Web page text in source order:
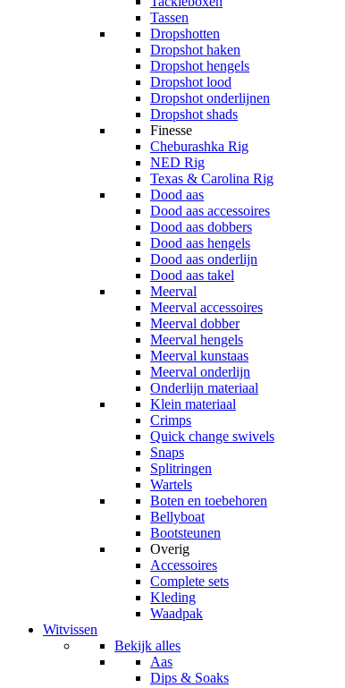
Tassen
Dropshotten
Dropshot haken
Dropshot hengels
Dropshot lood
Dropshot onderlijnen
Dropshot shads
Finesse
Cheburashka Rig
NED Rig
Texas & Carolina Rig
Dood aas
Dood aas accessoires
Dood aas dobbers
Dood aas hengels
Dood aas onderlijn
Dood aas takel
Meerval
Meerval accessoires
Meerval dobber
Meerval hengels
Meerval kunstaas
Meerval onderlijn
Onderlijn materiaal
Klein materiaal
Crimps
Quick change swivels
Snaps
Splitringen
Wartels
Boten en toebehoren
Bellyboat
Bootsteunen
Overig
Accessoires
Complete sets
Kleding
Waadpak
Witvissen
Bekijk alles
Aas
Dips & Soaks